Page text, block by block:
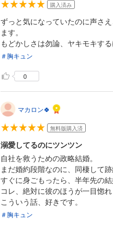
購入済み
ずっと気になっていたのに声さ
ます。
もどかしさは勿論、ヤキモキす
＃胸キュン
0
マカロン🍀
無料版購入済
溺愛してるのにツンツン
自社を救うための政略結婚。
まだ婚約段階なのに、同棲して
すぐに身ごもったら、半年先の
コレ、絶対に彼のほうが一目惚
こういう話、好きです。
＃胸キュン